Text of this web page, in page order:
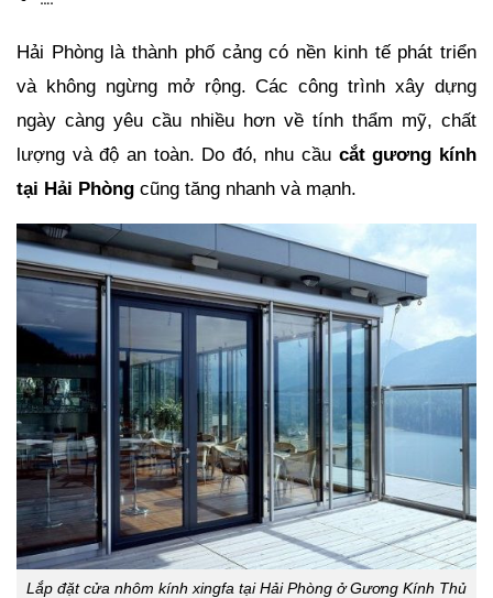
Hải Phòng là thành phố cảng có nền kinh tế phát triển
và không ngừng mở rộng. Các công trình xây dựng
ngày càng yêu cầu nhiều hơn về tính thẩm mỹ, chất
lượng và độ an toàn. Do đó, nhu cầu cắt gương kính
tại Hải Phòng cũng tăng nhanh và mạnh.
Lắp đặt cửa nhôm kính xingfa tại Hải Phòng ở Gương Kính Thủ